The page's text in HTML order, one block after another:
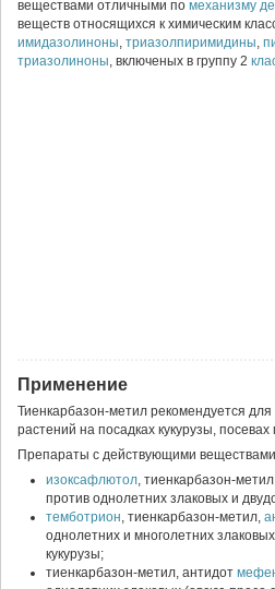
веществами отличными по механизму
веществ относящихся к химическим
имидазолиноны, триазолпиримидины,
триазолиноны, включеных в группу 2
Применение
Тиенкарбазон-метил рекомендуется
растений на посадках кукурузы,
Препараты с действующими
изоксафлютол, тиенкарбазон-
против однолетних злаковых и
темботрион, тиенкарбазон-метил,
однолетних и многолетних
кукурузы;
тиенкарбазон-метил, антидот